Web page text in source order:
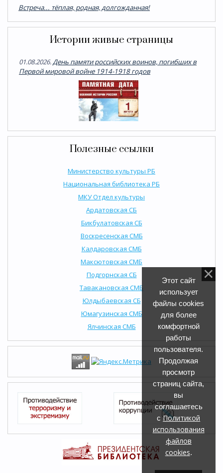
Встреча... тёплая, родная, долгожданная!
Истории живые страницы
01.08.2026.День памяти российских воинов, погибших в
Первой мировой войне 1914-1918 годов
Полезные ссылки
Министерство культуры РБ
Национальная библиотека РБ
МКУ Отдел культуры
Ардатовская СБ
Бикбулатовская СБ
Воскресенская СМБ
Калдаровская СМБ
Максютовская СМБ
Подгорнская СБ
Тавакановская СМБ
Юлдыбаевская СБ
Юмагузинская СМБ
Ялчинская СМБ
Этот сайт
использует
файлы cookies
для более
комфортной
работы
пользователя.
Продолжая
просмотр
страниц сайта,
вы
соглашаетесь
сПолитикой
использования
файлов
cookies.